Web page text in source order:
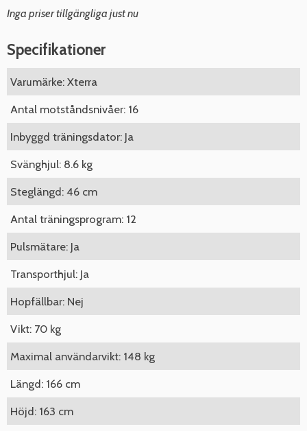
Inga priser tillgängliga just nu
Specifikationer
Varumärke: Xterra
Antal motståndsnivåer: 16
Inbyggd träningsdator: Ja
Svänghjul: 8.6 kg
Steglängd: 46 cm
Antal träningsprogram: 12
Pulsmätare: Ja
Transporthjul: Ja
Hopfällbar: Nej
Vikt: 70 kg
Maximal användarvikt: 148 kg
Längd: 166 cm
Höjd: 163 cm